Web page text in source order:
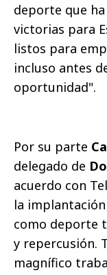
deporte que
victorias para
listos para
incluso antes
oportunidad".
Por su parte
delegado de
acuerdo con
la
como deporte
y repercusión.
magnífico